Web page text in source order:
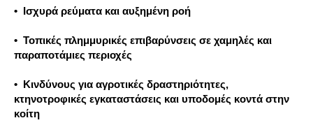
• Ισχυρά ρεύματα και αυξημένη ροή
• Τοπικές πλημμυρικές επιβαρύνσεις σε χαμηλές και
παραποτάμιες περιοχές
• Κινδύνους για αγροτικές δραστηριότητες,
κτηνοτροφικές εγκαταστάσεις και υποδομές κοντά στην
κοίτη